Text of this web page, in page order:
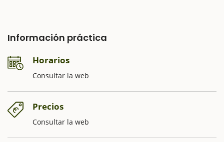
Información práctica
Horarios
Consultar la web
Precios
Consultar la web